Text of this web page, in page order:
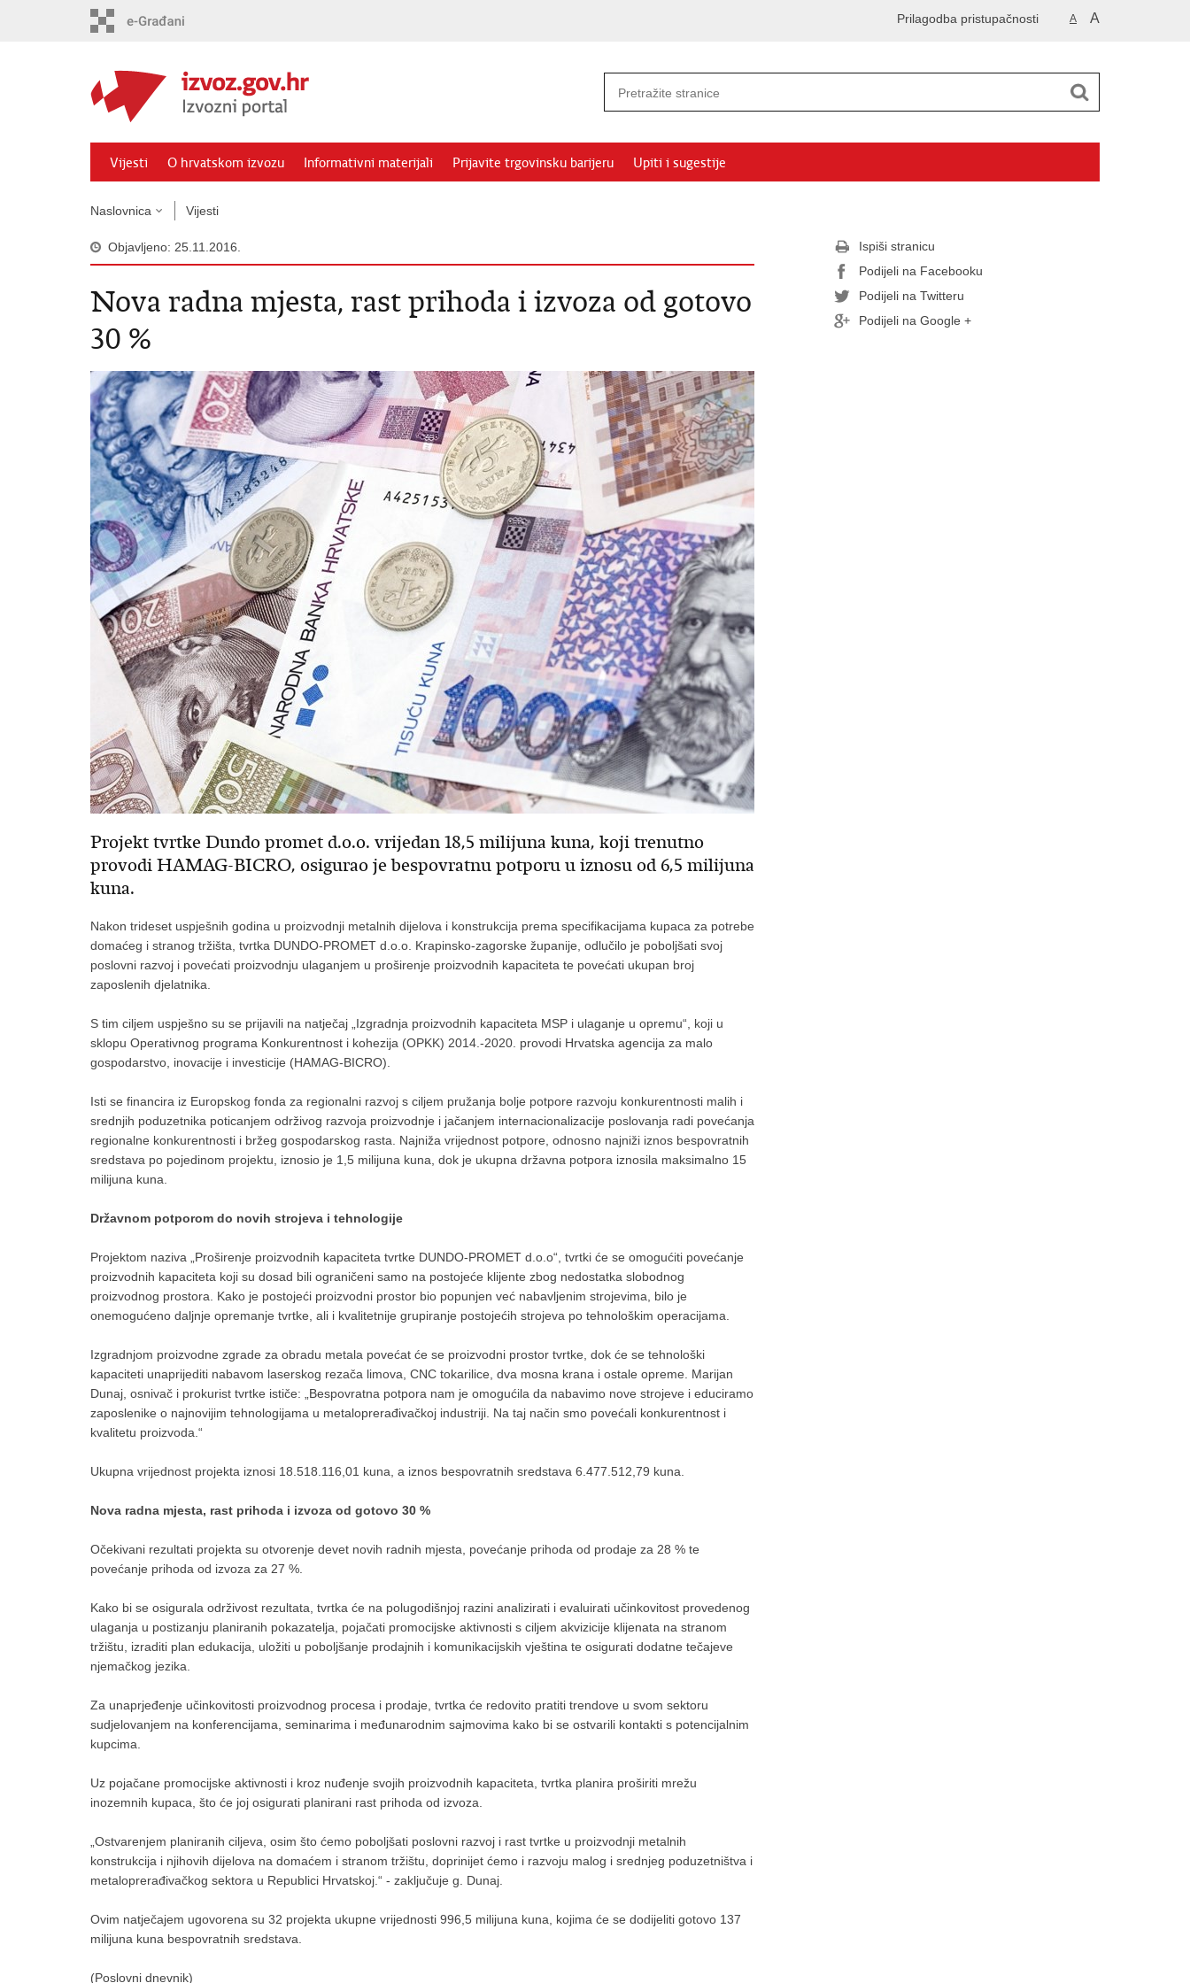
A A
Prilagodba pristupačnosti
Vijesti O hrvatskom izvozu Informativni materijali Prijavite trgovinsku barijeru Upiti i sugestije
Naslovnica Vijesti
Objavljeno: 25.11.2016.
Nova radna mjesta, rast prihoda i izvoza od gotovo
30 %
Projekt tvrtke Dundo promet d.o.o. vrijedan 18,5 milijuna kuna, koji trenutno
provodi HAMAG-BICRO, osigurao je bespovratnu potporu u iznosu od 6,5 milijuna
kuna.
Nakon trideset uspješnih godina u proizvodnji metalnih dijelova i konstrukcija prema specifikacijama kupaca za potrebe
domaćeg i stranog tržišta, tvrtka DUNDO-PROMET d.o.o. Krapinsko-zagorske županije, odlučilo je poboljšati svoj
poslovni razvoj i povećati proizvodnju ulaganjem u proširenje proizvodnih kapaciteta te povećati ukupan broj
zaposlenih djelatnika.
S tim ciljem uspješno su se prijavili na natječaj „Izgradnja proizvodnih kapaciteta MSP i ulaganje u opremu“, koji u
sklopu Operativnog programa Konkurentnost i kohezija (OPKK) 2014.-2020. provodi Hrvatska agencija za malo
gospodarstvo, inovacije i investicije (HAMAG-BICRO).
Isti se financira iz Europskog fonda za regionalni razvoj s ciljem pružanja bolje potpore razvoju konkurentnosti malih i
srednjih poduzetnika poticanjem održivog razvoja proizvodnje i jačanjem internacionalizacije poslovanja radi povećanja
regionalne konkurentnosti i bržeg gospodarskog rasta. Najniža vrijednost potpore, odnosno najniži iznos bespovratnih
sredstava po pojedinom projektu, iznosio je 1,5 milijuna kuna, dok je ukupna državna potpora iznosila maksimalno 15
milijuna kuna.
Državnom potporom do novih strojeva i tehnologije
Projektom naziva „Proširenje proizvodnih kapaciteta tvrtke DUNDO-PROMET d.o.o“, tvrtki će se omogućiti povećanje
proizvodnih kapaciteta koji su dosad bili ograničeni samo na postojeće klijente zbog nedostatka slobodnog
proizvodnog prostora. Kako je postojeći proizvodni prostor bio popunjen već nabavljenim strojevima, bilo je
onemogućeno daljnje opremanje tvrtke, ali i kvalitetnije grupiranje postojećih strojeva po tehnološkim operacijama.
Izgradnjom proizvodne zgrade za obradu metala povećat će se proizvodni prostor tvrtke, dok će se tehnološki
kapaciteti unaprijediti nabavom laserskog rezača limova, CNC tokarilice, dva mosna krana i ostale opreme. Marijan
Dunaj, osnivač i prokurist tvrtke ističe: „Bespovratna potpora nam je omogućila da nabavimo nove strojeve i educiramo
zaposlenike o najnovijim tehnologijama u metaloprerađivačkoj industriji. Na taj način smo povećali konkurentnost i
kvalitetu proizvoda.“
Ukupna vrijednost projekta iznosi 18.518.116,01 kuna, a iznos bespovratnih sredstava 6.477.512,79 kuna.
Nova radna mjesta, rast prihoda i izvoza od gotovo 30 %
Očekivani rezultati projekta su otvorenje devet novih radnih mjesta, povećanje prihoda od prodaje za 28 % te
povećanje prihoda od izvoza za 27 %.
Kako bi se osigurala održivost rezultata, tvrtka će na polugodišnjoj razini analizirati i evaluirati učinkovitost provedenog
ulaganja u postizanju planiranih pokazatelja, pojačati promocijske aktivnosti s ciljem akvizicije klijenata na stranom
tržištu, izraditi plan edukacija, uložiti u poboljšanje prodajnih i komunikacijskih vještina te osigurati dodatne tečajeve
njemačkog jezika.
Za unaprjeđenje učinkovitosti proizvodnog procesa i prodaje, tvrtka će redovito pratiti trendove u svom sektoru
sudjelovanjem na konferencijama, seminarima i međunarodnim sajmovima kako bi se ostvarili kontakti s potencijalnim
kupcima.
Uz pojačane promocijske aktivnosti i kroz nuđenje svojih proizvodnih kapaciteta, tvrtka planira proširiti mrežu
inozemnih kupaca, što će joj osigurati planirani rast prihoda od izvoza.
„Ostvarenjem planiranih ciljeva, osim što ćemo poboljšati poslovni razvoj i rast tvrtke u proizvodnji metalnih
konstrukcija i njihovih dijelova na domaćem i stranom tržištu, doprinijet ćemo i razvoju malog i srednjeg poduzetništva i
metaloprerađivačkog sektora u Republici Hrvatskoj.“ - zaključuje g. Dunaj.
Ovim natječajem ugovorena su 32 projekta ukupne vrijednosti 996,5 milijuna kuna, kojima će se dodijeliti gotovo 137
milijuna kuna bespovratnih sredstava.
(Poslovni dnevnik)
Ispiši stranicu
Podijeli na Facebooku
Podijeli na Twitteru
Podijeli na Google +